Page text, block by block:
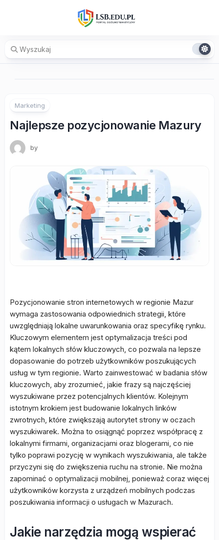
Marketing
Najlepsze pozycjonowanie Mazury
by
Pozycjonowanie stron internetowych w regionie Mazur
wymaga zastosowania odpowiednich strategii, które
uwzględniają lokalne uwarunkowania oraz specyfikę rynku.
Kluczowym elementem jest optymalizacja treści pod
kątem lokalnych słów kluczowych, co pozwala na lepsze
dopasowanie do potrzeb użytkowników poszukujących
usług w tym regionie. Warto zainwestować w badania słów
kluczowych, aby zrozumieć, jakie frazy są najczęściej
wyszukiwane przez potencjalnych klientów. Kolejnym
istotnym krokiem jest budowanie lokalnych linków
zwrotnych, które zwiększają autorytet strony w oczach
wyszukiwarek. Można to osiągnąć poprzez współpracę z
lokalnymi firmami, organizacjami oraz blogerami, co nie
tylko poprawi pozycję w wynikach wyszukiwania, ale także
przyczyni się do zwiększenia ruchu na stronie. Nie można
zapominać o optymalizacji mobilnej, ponieważ coraz więcej
użytkowników korzysta z urządzeń mobilnych podczas
poszukiwania informacji o usługach w Mazurach.
Jakie narzędzia mogą wspierać